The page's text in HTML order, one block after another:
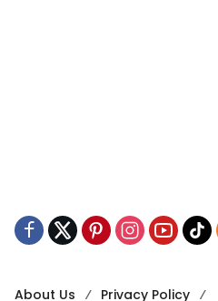
About Us
Privacy Policy